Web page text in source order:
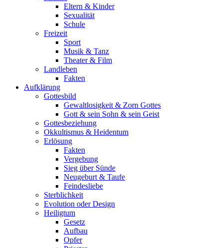
Eltern & Kinder
Sexualität
Schule
Freizeit
Sport
Musik & Tanz
Theater & Film
Landleben
Fakten
Aufklärung
Gottesbild
Gewaltlosigkeit & Zorn Gottes
Gott & sein Sohn & sein Geist
Gottesbeziehung
Okkultismus & Heidentum
Erlösung
Fakten
Vergebung
Sieg über Sünde
Neugeburt & Taufe
Feindesliebe
Sterblichkeit
Evolution oder Design
Heiligtum
Gesetz
Aufbau
Opfer